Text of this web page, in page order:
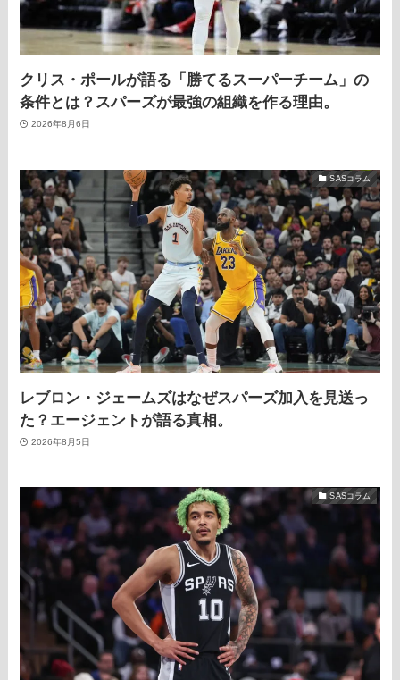
クリス・ポールが語る「勝てるスーパーチーム」の
条件とは？スパーズが最強の組織を作る理由。
2026年8月6日
SASコラム
レブロン・ジェームズはなぜスパーズ加入を見送っ
た？エージェントが語る真相。
2026年8月5日
SASコラム